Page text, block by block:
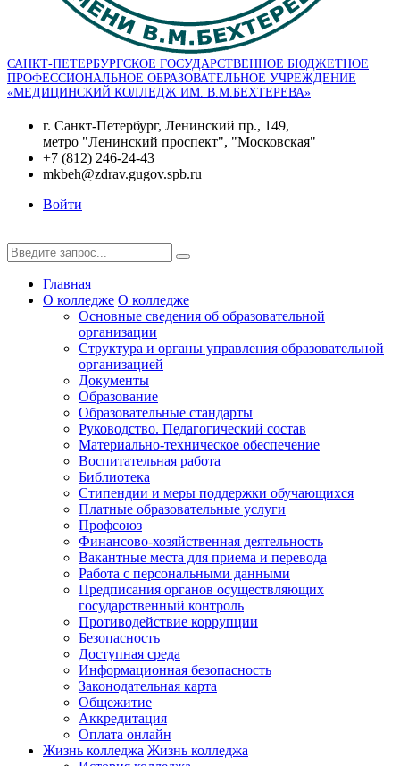
САНКТ-ПЕТЕРБУРГСКОЕ ГОСУДАРСТВЕННОЕ БЮДЖЕТНОЕ
ПРОФЕССИОНАЛЬНОЕ ОБРАЗОВАТЕЛЬНОЕ УЧРЕЖДЕНИЕ
«МЕДИЦИНСКИЙ КОЛЛЕДЖ ИМ. В.М.БЕХТЕРЕВА»
г. Санкт-Петербург, Ленинский пр., 149,
метро "Ленинский проспект", "Московская"
+7 (812) 246-24-43
mkbeh@zdrav.gugov.spb.ru
Войти
Главная
О колледже О колледже
Основные сведения об образовательной
организации
Структура и органы управления образовательной
организацией
Документы
Образование
Образовательные стандарты
Руководство. Педагогический состав
Материально-техническое обеспечение
Воспитательная работа
Библиотека
Стипендии и меры поддержки обучающихся
Платные образовательные услуги
Профсоюз
Финансово-хозяйственная деятельность
Вакантные места для приема и перевода
Работа с персональными данными
Предписания органов осуществляющих
государственный контроль
Противодействие коррупции
Безопасность
Доступная среда
Информационная безопасность
Законодательная карта
Общежитие
Аккредитация
Оплата онлайн
Жизнь колледжа Жизнь колледжа